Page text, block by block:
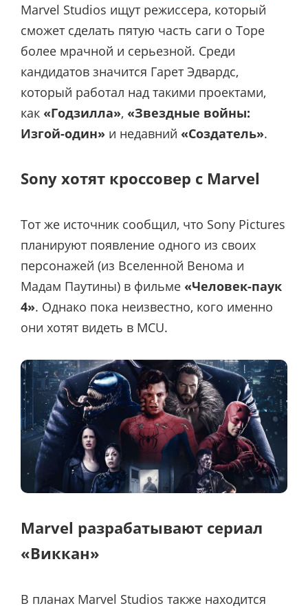
Marvel Studios ищут режиссера, который
сможет сделать пятую часть саги о Торе
более мрачной и серьезной. Среди
кандидатов значится Гарет Эдвардс,
который работал над такими проектами,
как «Годзилла», «Звездные войны:
Изгой-один» и недавний «Создатель».
Sony хотят кроссовер с Marvel
Тот же источник сообщил, что Sony Pictures
планируют появление одного из своих
персонажей (из Вселенной Венома и
Мадам Паутины) в фильме «Человек-паук
4». Однако пока неизвестно, кого именно
они хотят видеть в MCU.
Marvel разрабатывают сериал
«Виккан»
В планах Marvel Studios также находится